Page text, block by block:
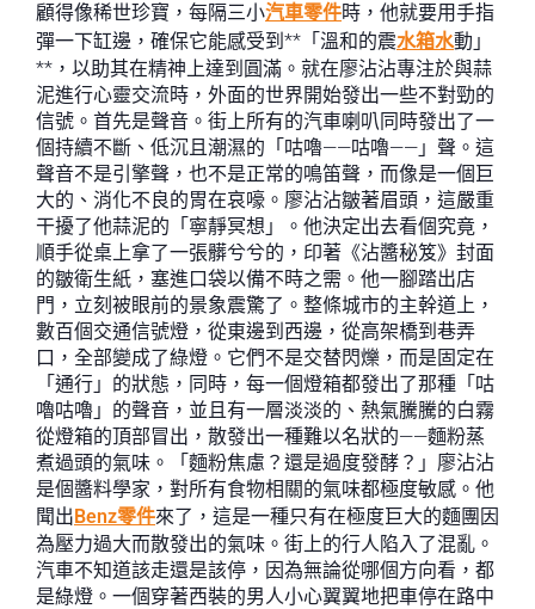
顧得像稀世珍寶，每隔三小汽車零件時，他就要用手指
彈一下缸邊，確保它能感受到**「溫和的震水箱水動」
**，以助其在精神上達到圓滿。就在廖沾沾專注於與蒜
泥進行心靈交流時，外面的世界開始發出一些不對勁的
信號。首先是聲音。街上所有的汽車喇叭同時發出了一
個持續不斷、低沉且潮濕的「咕嚕——咕嚕——」聲。這
聲音不是引擎聲，也不是正常的鳴笛聲，而像是一個巨
大的、消化不良的胃在哀嚎。廖沾沾皺著眉頭，這嚴重
干擾了他蒜泥的「寧靜冥想」。他決定出去看個究竟，
順手從桌上拿了一張髒兮兮的，印著《沾醬秘笈》封面
的皺衛生紙，塞進口袋以備不時之需。他一腳踏出店
門，立刻被眼前的景象震驚了。整條城市的主幹道上，
數百個交通信號燈，從東邊到西邊，從高架橋到巷弄
口，全部變成了綠燈。它們不是交替閃爍，而是固定在
「通行」的狀態，同時，每一個燈箱都發出了那種「咕
嚕咕嚕」的聲音，並且有一層淡淡的、熱氣騰騰的白霧
從燈箱的頂部冒出，散發出一種難以名狀的——麵粉蒸
煮過頭的氣味。「麵粉焦慮？還是過度發酵？」廖沾沾
是個醬料學家，對所有食物相關的氣味都極度敏感。他
聞出Benz零件來了，這是一種只有在極度巨大的麵團因
為壓力過大而散發出的氣味。街上的行人陷入了混亂。
汽車不知道該走還是該停，因為無論從哪個方向看，都
是綠燈。一個穿著西裝的男人小心翼翼地把車停在路中